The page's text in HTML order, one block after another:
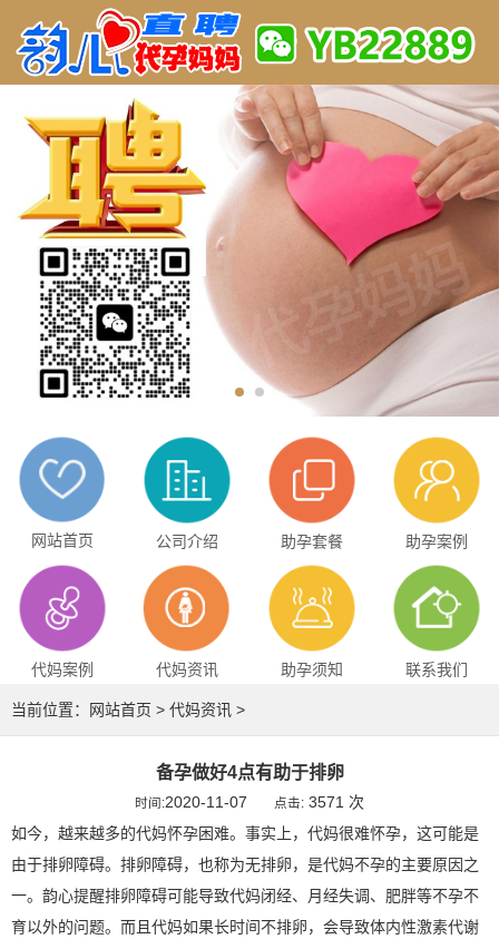
网站首页 公司介绍 助孕套餐 助孕案例
代妈案例 代妈资讯 助孕须知 联系我们
当前位置： 网站首页 > 代妈资讯 >
备孕做好4点有助于排卵
时间:2020-11-07 点击: 3571 次
如今，越来越多的代妈怀孕困难。事实上，代妈很难怀孕，这可能是
由于排卵障碍。排卵障碍，也称为无排卵，是代妈不孕的主要原因之
一。韵心提醒排卵障碍可能导致代妈闭经、月经失调、肥胖等不孕不
育以外的问题。而且代妈如果长时间不排卵，会导致体内性激素代谢